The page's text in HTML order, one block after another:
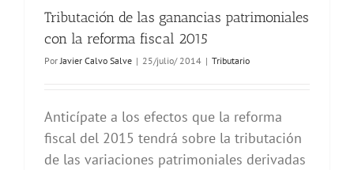
Tributación de las ganancias patrimoniales
con la reforma fiscal 2015
PorJavier Calvo Salve | 25/julio/ 2014 | Tributario
Anticípate a los efectos que la reforma
fiscal del 2015 tendrá sobre la tributación
de las variaciones patrimoniales derivadas